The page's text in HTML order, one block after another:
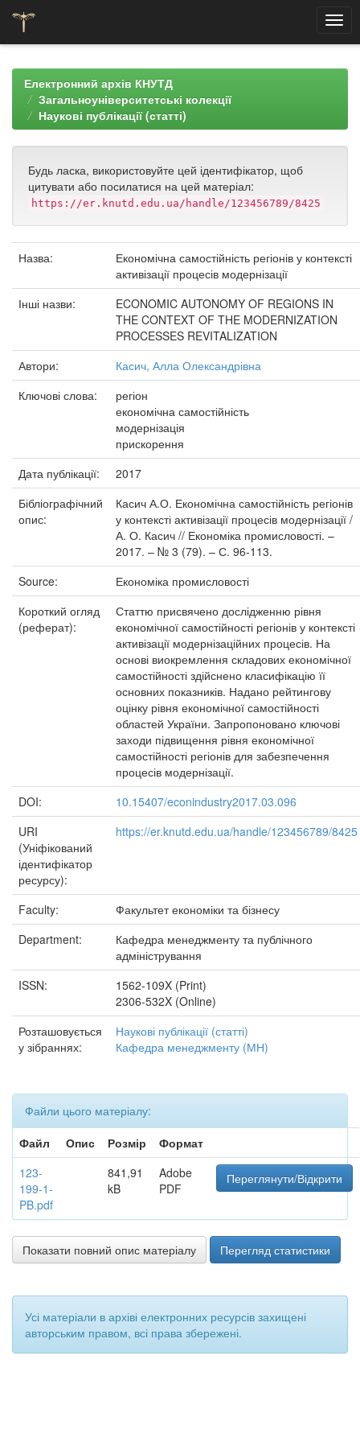
navigationЕлектронний архів КНУТД
Загальноуніверситетські колекції
Наукові публікації (статті)
Будь ласка, використовуйте цей ідентифікатор, щоб
цитувати або посилатися на цей матеріал:
https://er.knutd.edu.ua/handle/123456789/8425
Назва:
Економічна самостійність регіонів у контексті
активізації процесів модернізації
Інші назви:
ECONOMIC AUTONOMY OF REGIONS IN
THE CONTEXT OF THE MODERNIZATION
PROCESSES REVITALIZATION
Автори:
Касич, Алла Олександрівна
Ключові слова:
регіон
економічна самостійність
модернізація
прискорення
Дата публікації:
2017
Бібліографічний
опис:
Касич А.О. Економічна самостійність регіонів
у контексті активізації процесів модернізації /
А. О. Касич // Економіка промисловості. –
2017. – № 3 (79). – С. 96-113.
Source:
Економіка промисловості
Короткий огляд
(реферат):
Статтю присвячено дослідженню рівня
економічної самостійності регіонів у контексті
активізації модернізаційних процесів. На
основі виокремлення складових економічної
самостійності здійснено класифікацію її
основних показників. Надано рейтингову
оцінку рівня економічної самостійності
областей України. Запропоновано ключові
заходи підвищення рівня економічної
самостійності регіонів для забезпечення
процесів модернізації.
DOI:
10.15407/econindustry2017.03.096
URI
(Уніфікований
ідентифікатор
ресурсу):
https://er.knutd.edu.ua/handle/123456789/8425
Faculty:
Факультет економіки та бізнесу
Department:
Кафедра менеджменту та публічного
адміністрування
ISSN:
1562-109X (Print)
2306-532X (Online)
Розташовується
у зібраннях:
Наукові публікації (статті)
Кафедра менеджменту (МН)
Файли цього матеріалу:
Файл
Опис Розмір
Формат
123-
199-1-
PB.pdf
841,91
kB
Adobe
PDF
Переглянути/Відкрити
Показати повний опис матеріалу Перегляд статистики
Усі матеріали в архіві електронних ресурсів захищені
авторським правом, всі права збережені.